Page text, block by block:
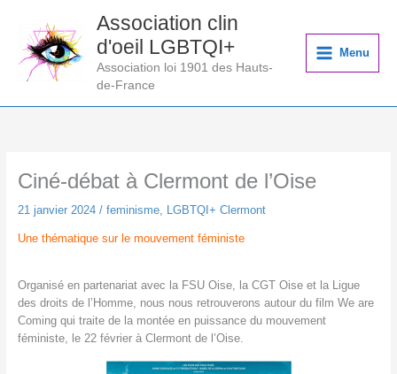
contenu
Association clin
d'oeil LGBTQI+
Association loi 1901 des Hauts-
de-France
Menu
Ciné-débat à Clermont de l’Oise
21 janvier 2024 / feminisme, LGBTQI+ Clermont
Une thématique sur le mouvement féministe
Organisé en partenariat avec la FSU Oise, la CGT Oise et la Ligue
des droits de l’Homme, nous nous retrouverons autour du film We are
Coming qui traite de la montée en puissance du mouvement
féministe, le 22 février à Clermont de l’Oise.